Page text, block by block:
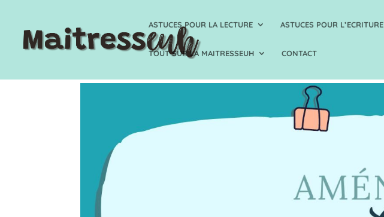
ASTUCES POUR LA LECTURE ASTUCES POUR L’ECRITURE
TOUT SUR LA MAITRESSEUH CONTACT